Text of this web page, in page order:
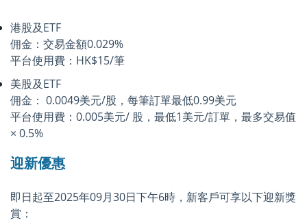
港股及ETF
佣金：交易金額0.029%
平台使用費：HK$15/筆
美股及ETF
佣金： 0.0049美元/股，每筆訂單最低0.99美元
平台使用費：0.005美元/ 股，最低1美元/訂單，最多交易值
× 0.5%
迎新優惠
即日起至2025年09月30日下午6時，新客戶可享以下迎新獎
賞：